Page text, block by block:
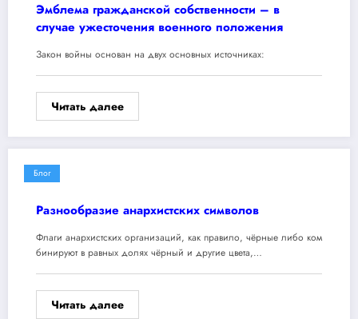
Эмблема гражданской собственности – в
случае ужесточения военного положения
Закон войны основан на двух основных источниках:
Читать далее
Блог
Разнообразие анархистских символов
Флаги анархистских организаций, как правило, чёрные либо ком
бинируют в равных долях чёрный и другие цвета,…
Читать далее